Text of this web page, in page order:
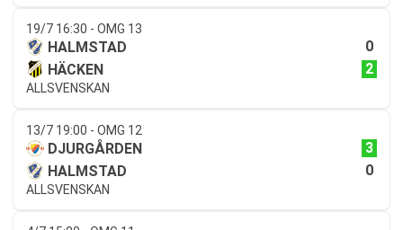
19/7 16:30 - OMG 13
HALMSTAD
0
HÄCKEN
2
ALLSVENSKAN
13/7 19:00 - OMG 12
DJURGÅRDEN
3
HALMSTAD
0
ALLSVENSKAN